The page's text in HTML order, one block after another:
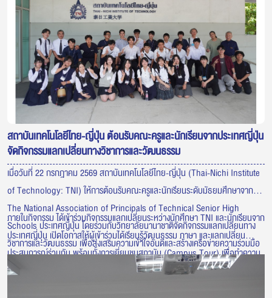
สถาบันเทคโนโลยีไทย-ญี่ปุ่น ต้อนรับคณะครูและนักเรียนจากประเทศญี่ปุ่น
จัดกิจกรรมแลกเปลี่ยนทางวิชาการและวัฒนธรรม
เมื่อวันที่ 22 กรกฎาคม 2569 สถาบันเทคโนโลยีไทย-ญี่ปุ่น (Thai-Nichi Institute
of Technology: TNI) ให้การต้อนรับคณะครูและนักเรียนระดับมัธยมศึกษาจาก
The National Association of Principals of Technical Senior High
Schools ประเทศญี่ปุ่น โดยร่วมกับวิทยาลัยนานาชาติจัดกิจกรรมแลกเปลี่ยนทาง
วิชาการและวัฒนธรรม เพื่อส่งเสริมความเข้าใจอันดีและสร้างเครือข่ายความร่วมมือ
ระหว่างเยาวชนไทยและญี่ปุ่น
ภายในกิจกรรม ได้เข้าร่วมกิจกรรมแลกเปลี่ยนระหว่างนักศึกษา TNI และนักเรียนจาก
ประเทศญี่ปุ่น เปิดโอกาสให้ผู้เข้าร่วมได้เรียนรู้วัฒนธรรม ภาษา และแลกเปลี่ยน
ประสบการณ์ร่วมกัน พร้อมทั้งการเยี่ยมชมสถาบัน (Campus Tour) เพื่อทำความ
รู้จักกับบรรยากาศการเรียนการสอน สิ่งอำนวยความสะดวก และศักยภาพด้านการ